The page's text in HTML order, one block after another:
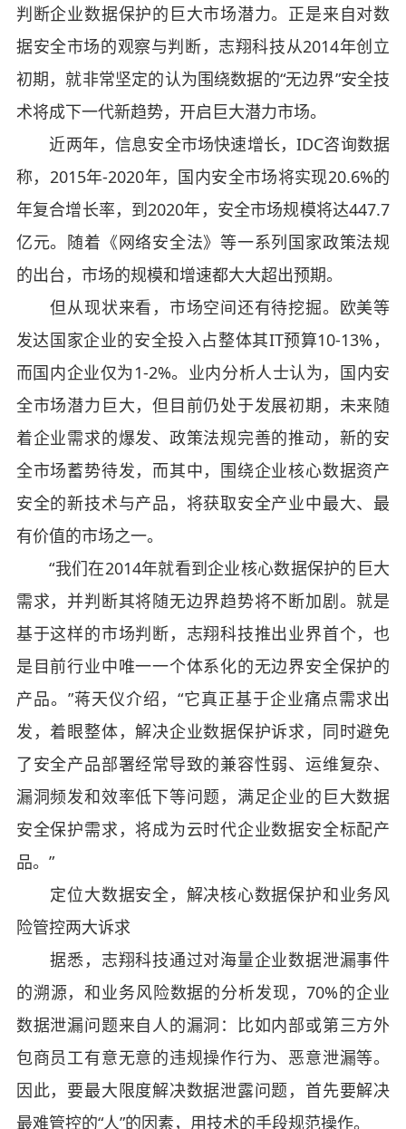
判断企业数据保护的巨大市场潜力。正是来自对数
据安全市场的观察与判断，志翔科技从2014年创立
初期，就非常坚定的认为围绕数据的“无边界”安全技
术将成下一代新趋势，开启巨大潜力市场。
近两年，信息安全市场快速增长，IDC咨询数据
称，2015年-2020年，国内安全市场将实现20.6%的
年复合增长率，到2020年，安全市场规模将达447.7
亿元。随着《网络安全法》等一系列国家政策法规
的出台，市场的规模和增速都大大超出预期。
但从现状来看，市场空间还有待挖掘。欧美等
发达国家企业的安全投入占整体其IT预算10-13%，
而国内企业仅为1-2%。业内分析人士认为，国内安
全市场潜力巨大，但目前仍处于发展初期，未来随
着企业需求的爆发、政策法规完善的推动，新的安
全市场蓄势待发，而其中，围绕企业核心数据资产
安全的新技术与产品，将获取安全产业中最大、最
有价值的市场之一。
“我们在2014年就看到企业核心数据保护的巨大
需求，并判断其将随无边界趋势将不断加剧。就是
基于这样的市场判断，志翔科技推出业界首个，也
是目前行业中唯一一个体系化的无边界安全保护的
产品。”蒋天仪介绍，“它真正基于企业痛点需求出
发，着眼整体，解决企业数据保护诉求，同时避免
了安全产品部署经常导致的兼容性弱、运维复杂、
漏洞频发和效率低下等问题，满足企业的巨大数据
安全保护需求，将成为云时代企业数据安全标配产
品。”
定位大数据安全，解决核心数据保护和业务风
险管控两大诉求
据悉，志翔科技通过对海量企业数据泄漏事件
的溯源，和业务风险数据的分析发现，70%的企业
数据泄漏问题来自人的漏洞：比如内部或第三方外
包商员工有意无意的违规操作行为、恶意泄漏等。
因此，要最大限度解决数据泄露问题，首先要解决
最难管控的“人”的因素，用技术的手段规范操作。